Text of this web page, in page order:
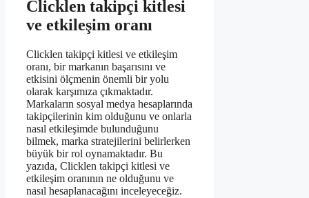
Clicklen takipçi kitlesi
ve etkileşim oranı
Clicklen takipçi kitlesi ve etkileşim
oranı, bir markanın başarısını ve
etkisini ölçmenin önemli bir yolu
olarak karşımıza çıkmaktadır.
Markaların sosyal medya hesaplarında
takipçilerinin kim olduğunu ve onlarla
nasıl etkileşimde bulunduğunu
bilmek, marka stratejilerini belirlerken
büyük bir rol oynamaktadır. Bu
yazıda, Clicklen takipçi kitlesi ve
etkileşim oranının ne olduğunu ve
nasıl hesaplanacağını inceleyeceğiz.